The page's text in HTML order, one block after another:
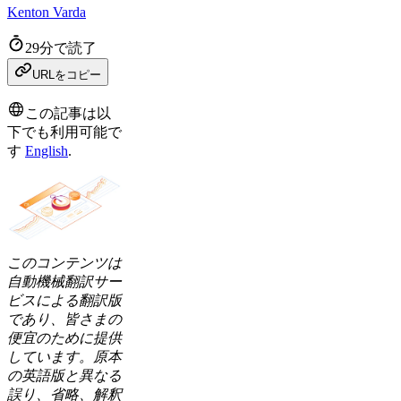
Kenton Varda
29分で読了
URLをコピー
この記事は以
下でも利用可能で
す English.
このコンテンツは
自動機械翻訳サー
ビスによる翻訳版
であり、皆さまの
便宜のために提供
しています。原本
の英語版と異なる
誤り、省略、解釈